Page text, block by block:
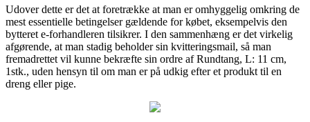
Udover dette er det at foretrække at man er omhyggelig omkring de
mest essentielle betingelser gældende for købet, eksempelvis den
bytteret e-forhandleren tilsikrer. I den sammenhæng er det virkelig
afgørende, at man stadig beholder sin kvitteringsmail, så man
fremadrettet vil kunne bekræfte sin ordre af Rundtang, L: 11 cm,
1stk., uden hensyn til om man er på udkig efter et produkt til en
dreng eller pige.